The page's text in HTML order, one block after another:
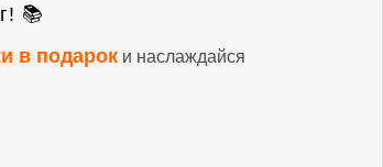
📚
в подарок и наслаждайся